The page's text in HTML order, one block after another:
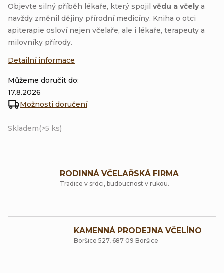
Skladem(>5 ks)
Můžeme doručit do:
17.8.2026
Možnosti doručení
Objevte silný příběh lékaře, který spojil vědu a včelya
navždy změnil dějiny přírodní medicíny. Kniha o otci
apiterapie osloví nejen včelaře, ale i lékaře, terapeuty a
milovníky přírody.
Detailní informace
RODINNÁ VČELAŘSKÁ FIRMA
Tradice v srdci, budoucnost v rukou.
KAMENNÁ PRODEJNA VČELÍNO
Boršice 527, 687 09 Boršice